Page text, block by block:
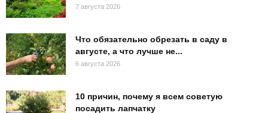
7 августа 2026
Что обязательно обрезать в саду в
августе, а что лучше не...
6 августа 2026
10 причин, почему я всем советую
посадить лапчатку